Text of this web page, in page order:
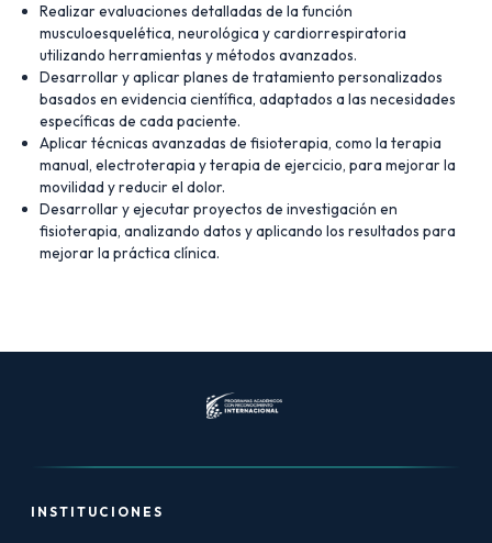
Realizar evaluaciones detalladas de la función
musculoesquelética, neurológica y cardiorrespiratoria
utilizando herramientas y métodos avanzados.
Desarrollar y aplicar planes de tratamiento personalizados
basados en evidencia científica, adaptados a las necesidades
específicas de cada paciente.
Aplicar técnicas avanzadas de fisioterapia, como la terapia
manual, electroterapia y terapia de ejercicio, para mejorar la
movilidad y reducir el dolor.
Desarrollar y ejecutar proyectos de investigación en
fisioterapia, analizando datos y aplicando los resultados para
mejorar la práctica clínica.
INSTITUCIONES